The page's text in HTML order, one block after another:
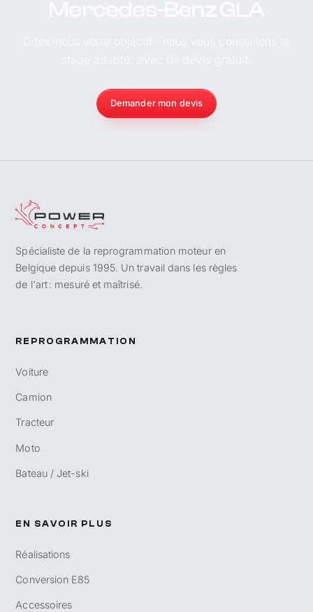
Demander mon devis
Spécialiste de la reprogrammation moteur en
Belgique depuis 1995. Un travail dans les règles
de l'art : mesuré et maîtrisé.
REPROGRAMMATION
Voiture
Camion
Tracteur
Moto
Bateau / Jet-ski
EN SAVOIR PLUS
Réalisations
Conversion E85
Accessoires